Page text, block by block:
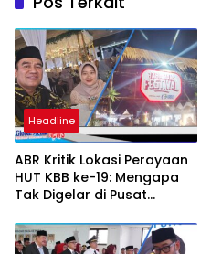
Headline
ABR Kritik Lokasi Perayaan
HUT KBB ke-19: Mengapa
Tak Digelar di Pusat